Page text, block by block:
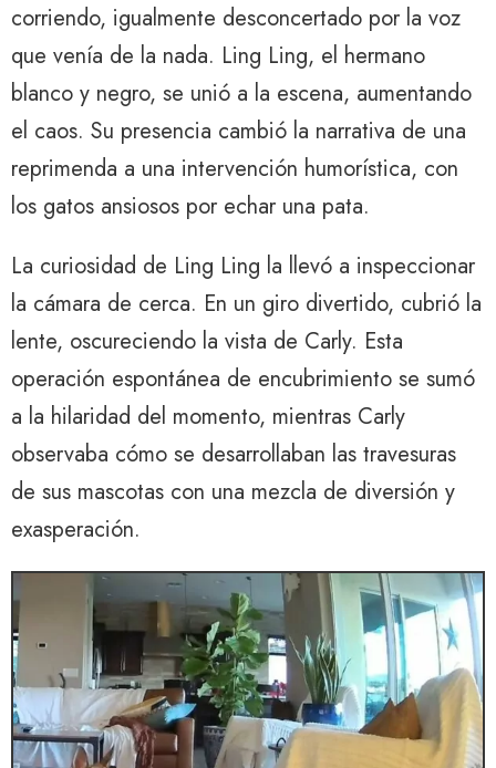
corriendo, igualmente desconcertado por la voz
que venía de la nada. Ling Ling, el hermano
blanco y negro, se unió a la escena, aumentando
el caos. Su presencia cambió la narrativa de una
reprimenda a una intervención humorística, con
los gatos ansiosos por echar una pata.
La curiosidad de Ling Ling la llevó a inspeccionar
la cámara de cerca. En un giro divertido, cubrió la
lente, oscureciendo la vista de Carly. Esta
operación espontánea de encubrimiento se sumó
a la hilaridad del momento, mientras Carly
observaba cómo se desarrollaban las travesuras
de sus mascotas con una mezcla de diversión y
exasperación.